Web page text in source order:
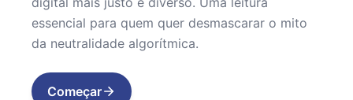
essencial para quem quer desmascarar o mito
da neutralidade algorítmica.
Começar